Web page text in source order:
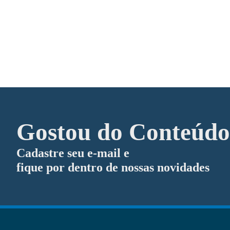
Base lixeira papacopo tampografada –
Adicionar ao Orçamento
Vassoura esfrega e seca (2 em 1
Gostou do
Cadastre seu e-mail e
fique por dentro de nossas novidades